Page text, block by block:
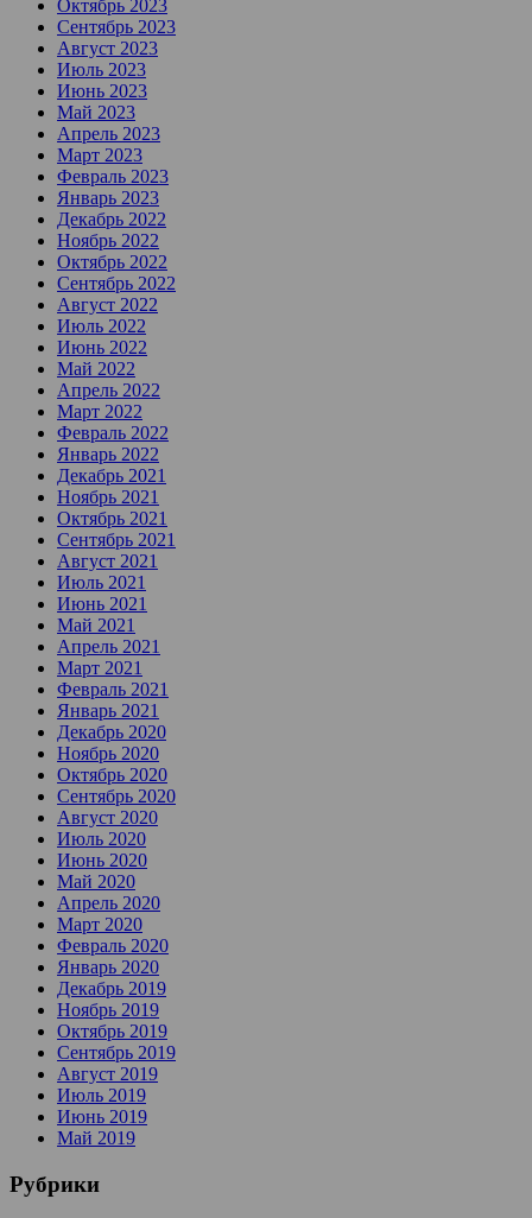
Октябрь 2023
Сентябрь 2023
Август 2023
Июль 2023
Июнь 2023
Май 2023
Апрель 2023
Март 2023
Февраль 2023
Январь 2023
Декабрь 2022
Ноябрь 2022
Октябрь 2022
Сентябрь 2022
Август 2022
Июль 2022
Июнь 2022
Май 2022
Апрель 2022
Март 2022
Февраль 2022
Январь 2022
Декабрь 2021
Ноябрь 2021
Октябрь 2021
Сентябрь 2021
Август 2021
Июль 2021
Июнь 2021
Май 2021
Апрель 2021
Март 2021
Февраль 2021
Январь 2021
Декабрь 2020
Ноябрь 2020
Октябрь 2020
Сентябрь 2020
Август 2020
Июль 2020
Июнь 2020
Май 2020
Апрель 2020
Март 2020
Февраль 2020
Январь 2020
Декабрь 2019
Ноябрь 2019
Октябрь 2019
Сентябрь 2019
Август 2019
Июль 2019
Июнь 2019
Май 2019
Рубрики